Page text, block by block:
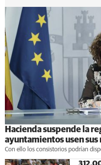
Hacienda suspende la
ayuntamientos usen
Con ello los consistorios podrían